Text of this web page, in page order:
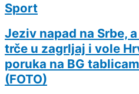
Sport
Jeziv napad na Srbe,
trče u zagrljaj i vole
poruka na BG
(FOTO)